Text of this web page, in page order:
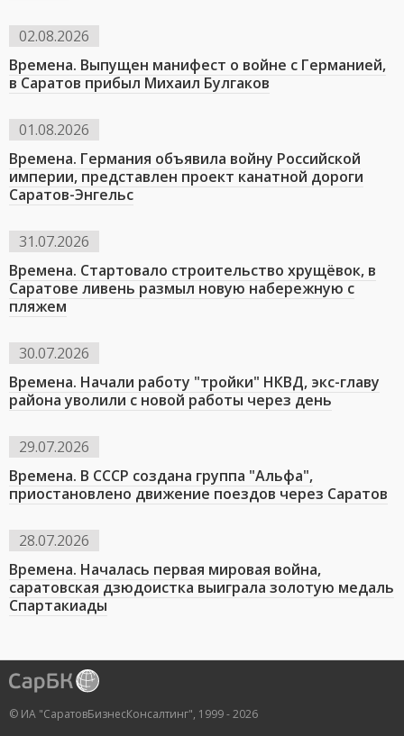
02.08.2026
Времена. Выпущен манифест о войне с Германией,
в Саратов прибыл Михаил Булгаков
01.08.2026
Времена. Германия объявила войну Российской
империи, представлен проект канатной дороги
Саратов-Энгельс
31.07.2026
Времена. Стартовало строительство хрущёвок, в
Саратове ливень размыл новую набережную с
пляжем
30.07.2026
Времена. Начали работу "тройки" НКВД, экс-главу
района уволили с новой работы через день
29.07.2026
Времена. В СССР создана группа "Альфа",
приостановлено движение поездов через Саратов
28.07.2026
Времена. Началась первая мировая война,
саратовская дзюдоистка выиграла золотую медаль
Спартакиады
© ИА "СаратовБизнесКонсалтинг", 1999 - 2026